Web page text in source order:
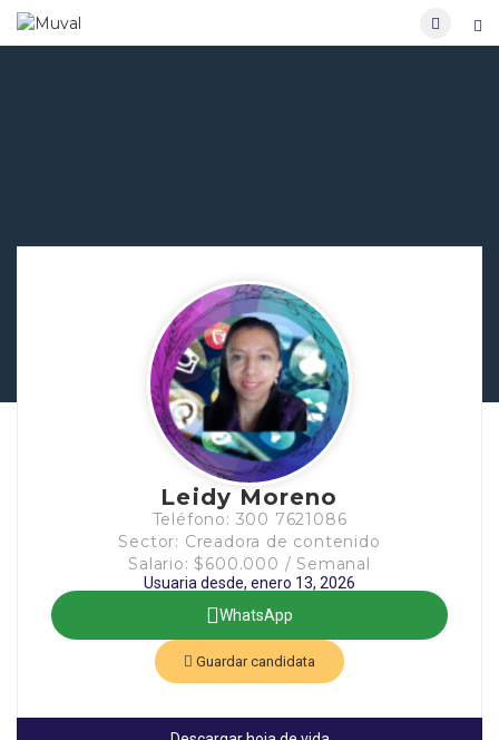
Leidy Moreno
Teléfono: 300 7621086
Sector: Creadora de contenido
Salario: $600.000 / Semanal
Usuaria desde, enero 13, 2026
WhatsApp
Guardar candidata